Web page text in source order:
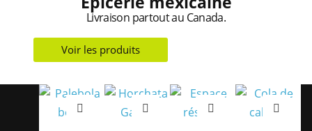
Livraison partout au Canada.
Voir les produits